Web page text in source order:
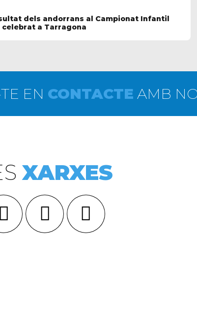
dels andorrans al Campionat Infantil
celebrat a Tarragona
EN CONTACTE AMB
XARXES